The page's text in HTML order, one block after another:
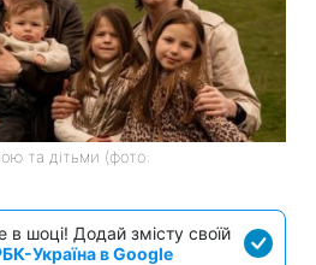
та дітьми (фото:
в шоці! Додай змісту своїй
Україна в Google